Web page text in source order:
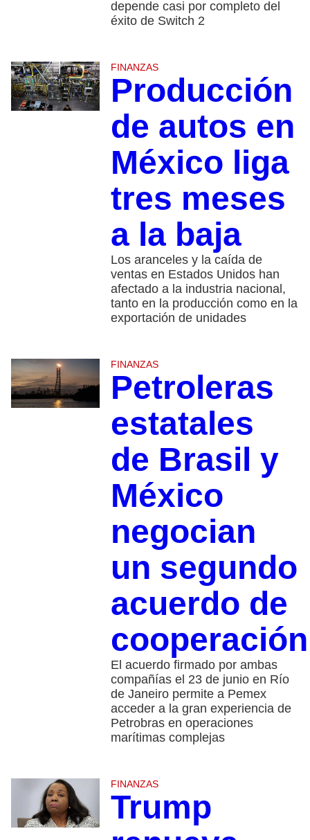
depende casi por completo del
éxito de Switch 2
FINANZAS
Producción
de autos en
México liga
tres meses
a la baja
Los aranceles y la caída de
ventas en Estados Unidos han
afectado a la industria nacional,
tanto en la producción como en la
exportación de unidades
FINANZAS
Petroleras
estatales
de Brasil y
México
negocian
un segundo
acuerdo de
cooperación
El acuerdo firmado por ambas
compañías el 23 de junio en Río
de Janeiro permite a Pemex
acceder a la gran experiencia de
Petrobras en operaciones
marítimas complejas
FINANZAS
Trump